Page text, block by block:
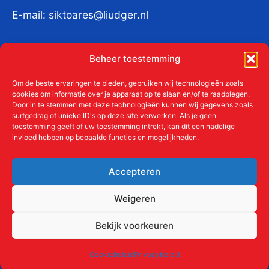
Beheer toestemming
Om de beste ervaringen te bieden, gebruiken wij technologieën zoals
cookies om informatie over je apparaat op te slaan en/of te raadplegen.
Door in te stemmen met deze technologieën kunnen wij gegevens zoals
surfgedrag of unieke ID's op deze site verwerken. Als je geen
toestemming geeft of uw toestemming intrekt, kan dit een nadelige
invloed hebben op bepaalde functies en mogelijkheden.
Accepteren
Weigeren
Bekijk voorkeuren
CookiebeleidPrivacybeleid
E-mail: siktoares@liudger.nl
KvKnr:41011712
Meer over de Liudgerstichten
Aanmelden als donateur
ANBI
Contact